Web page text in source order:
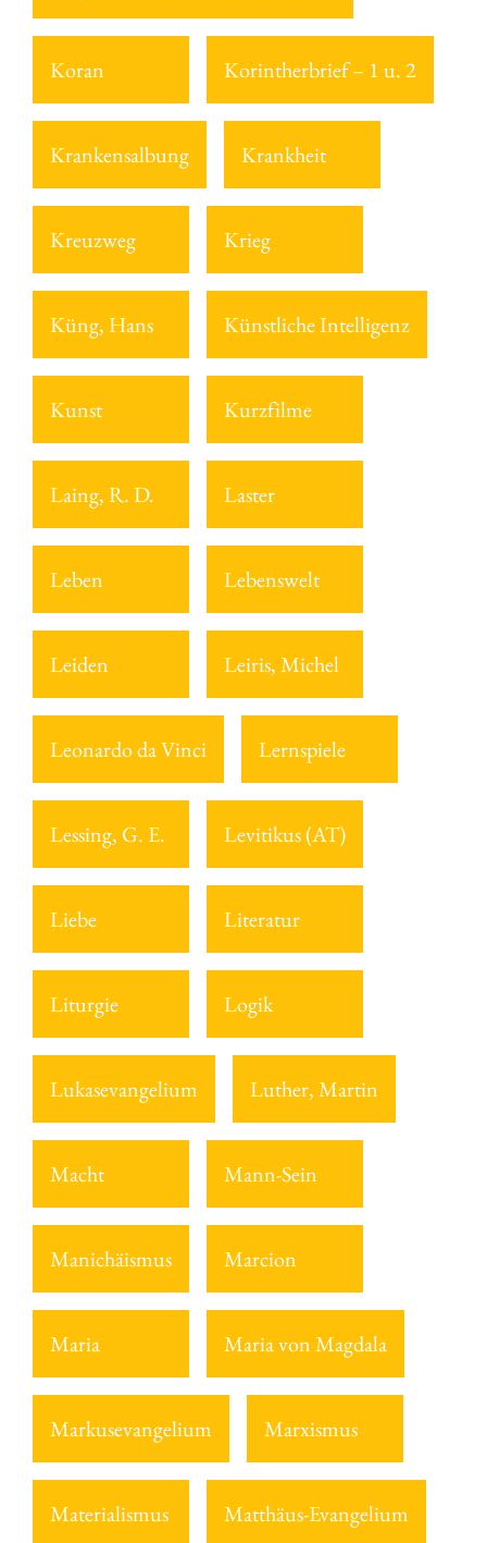
Koran Korintherbrief – 1 u. 2
Krankensalbung Krankheit
Kreuzweg Krieg
Küng, Hans Künstliche Intelligenz
Kunst Kurzfilme
Laing, R. D. Laster
Leben Lebenswelt
Leiden Leiris, Michel
Leonardo da Vinci Lernspiele
Lessing, G. E. Levitikus (AT)
Liebe Literatur
Liturgie Logik
Lukasevangelium Luther, Martin
Macht Mann-Sein
Manichäismus Marcion
Maria Maria von Magdala
Markusevangelium Marxismus
Materialismus Matthäus-Evangelium